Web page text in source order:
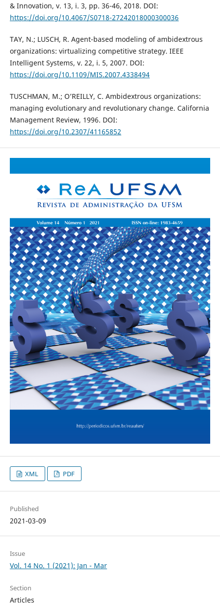
& Innovation, v. 13, i. 3, pp. 36-46, 2018. DOI:
https://doi.org/10.4067/S0718-27242018000300036
TAY, N.; LUSCH, R. Agent-based modeling of ambidextrous
organizations: virtualizing competitive strategy. IEEE
Intelligent Systems, v. 22, i. 5, 2007. DOI:
https://doi.org/10.1109/MIS.2007.4338494
TUSCHMAN, M.; O’REILLY, C. Ambidextrous organizations:
managing evolutionary and revolutionary change. California
Management Review, 1996. DOI:
https://doi.org/10.2307/41165852
XML PDF
Published
2021-03-09
Issue
Vol. 14 No. 1 (2021): Jan - Mar
Section
Articles